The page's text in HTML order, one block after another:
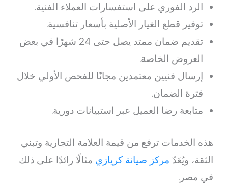
الرد الفوري على استفسارات العملاء الفنية.
توفير قطع الغيار الأصلية بأسعار تنافسية.
تقديم ضمان ممتد يصل حتى 24 شهرًا في بعض
العروض الخاصة.
إرسال فنيين معتمدين مجانًا للفحص الأولي خلال
فترة الضمان.
متابعة رضا العميل عبر استبيانات دورية.
هذه الخدمات ترفع من قيمة العلامة التجارية وتبني
الثقة، ويُعَدّ مركز صيانة كريازي مثالًا رائدًا على ذلك
في مصر.